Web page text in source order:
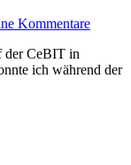
Kommentare
ich während der